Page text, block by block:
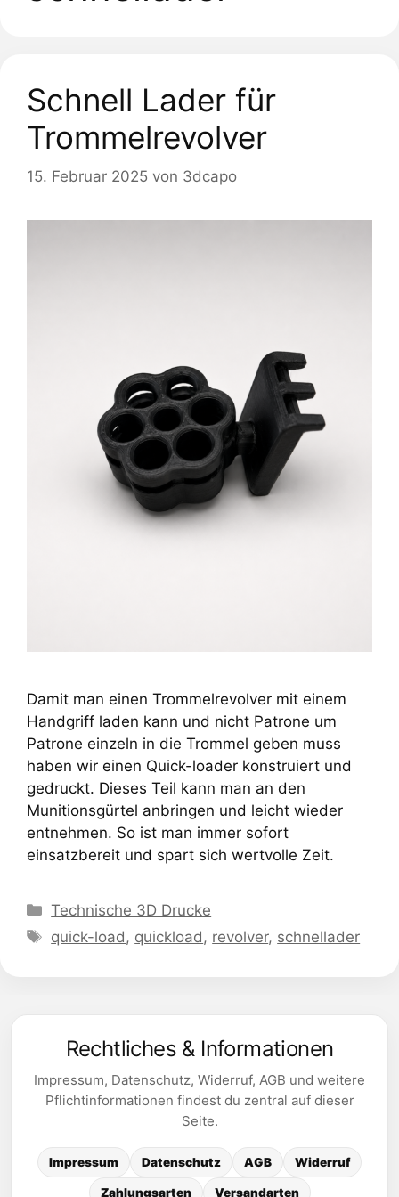
Schnell Lader für
Trommelrevolver
15. Februar 2025 von 3dcapo
Damit man einen Trommelrevolver mit einem
Handgriff laden kann und nicht Patrone um
Patrone einzeln in die Trommel geben muss
haben wir einen Quick-loader konstruiert und
gedruckt. Dieses Teil kann man an den
Munitionsgürtel anbringen und leicht wieder
entnehmen. So ist man immer sofort
einsatzbereit und spart sich wertvolle Zeit.
Kategorien
Technische 3D Drucke
Schlagwörter
quick-load, quickload, revolver, schnellader
Rechtliches & Informationen
Impressum, Datenschutz, Widerruf, AGB und weitere
Pflichtinformationen findest du zentral auf dieser
Seite.
Impressum Datenschutz AGB Widerruf
Zahlungsarten Versandarten